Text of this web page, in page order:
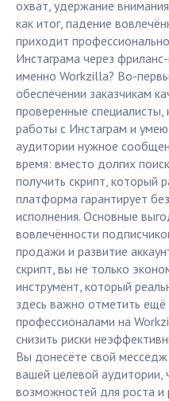
охват, удержание
как итог, падение
приходит
Инстаграма через
именно Workzilla? Во-
обеспечении заказчикам
проверенные
работы с Инстаграм и
аудитории нужное
время: вместо долгих
получить скрипт, который
платформа гарантирует
исполнения. Основные
вовлечённости
продажи и развитие
скрипт, вы не только
инструмент, который
здесь важно отметить
профессионалами на
снизить риски
Вы донесёте свой
вашей целевой аудитории,
возможностей для роста и